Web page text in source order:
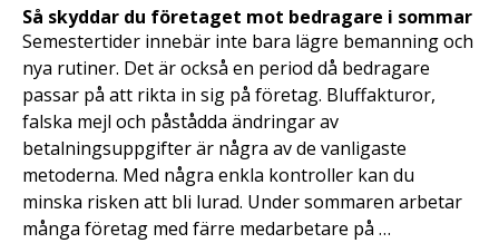
Så skyddar du företaget mot bedragare i sommar
Semestertider innebär inte bara lägre bemanning och
nya rutiner. Det är också en period då bedragare
passar på att rikta in sig på företag. Bluffakturor,
falska mejl och påstådda ändringar av
betalningsuppgifter är några av de vanligaste
metoderna. Med några enkla kontroller kan du
minska risken att bli lurad. Under sommaren arbetar
många företag med färre medarbetare på …